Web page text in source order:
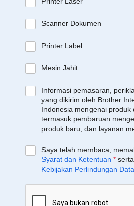
Scanner Dokumen
Printer Label
Mesin Jahit
Informasi pemasaran,
yang dikirim oleh Brother
Indonesia mengenai produk
termasuk pembaruan
produk baru, dan layanan
Saya telah membaca,
Syarat dan Ketentuan *
Kebijakan Perlindungan